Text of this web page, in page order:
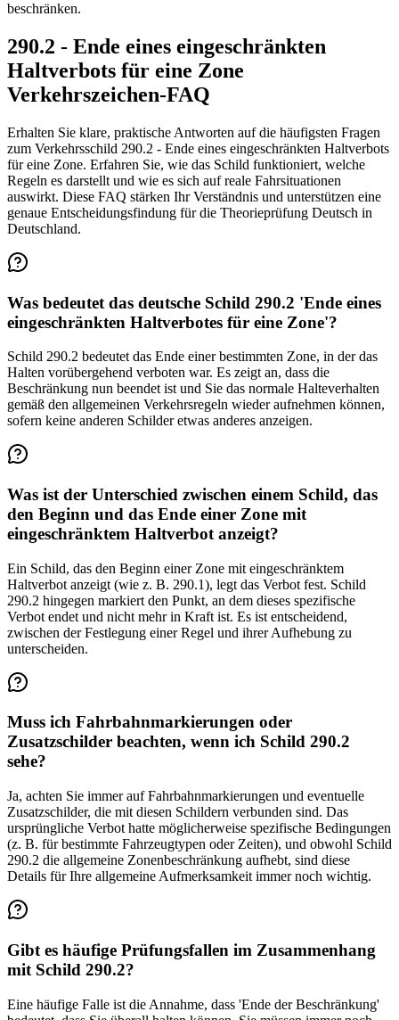
beschränken.
290.2 - Ende eines eingeschränkten
Haltverbots für eine Zone
Verkehrszeichen-FAQ
Erhalten Sie klare, praktische Antworten auf die häufigsten Fragen
zum Verkehrsschild 290.2 - Ende eines eingeschränkten Haltverbots
für eine Zone. Erfahren Sie, wie das Schild funktioniert, welche
Regeln es darstellt und wie es sich auf reale Fahrsituationen
auswirkt. Diese FAQ stärken Ihr Verständnis und unterstützen eine
genaue Entscheidungsfindung für die Theorieprüfung Deutsch in
Deutschland.
Was bedeutet das deutsche Schild 290.2 'Ende eines
eingeschränkten Haltverbotes für eine Zone'?
Schild 290.2 bedeutet das Ende einer bestimmten Zone, in der das
Halten vorübergehend verboten war. Es zeigt an, dass die
Beschränkung nun beendet ist und Sie das normale Halteverhalten
gemäß den allgemeinen Verkehrsregeln wieder aufnehmen können,
sofern keine anderen Schilder etwas anderes anzeigen.
Was ist der Unterschied zwischen einem Schild, das
den Beginn und das Ende einer Zone mit
eingeschränktem Haltverbot anzeigt?
Ein Schild, das den Beginn einer Zone mit eingeschränktem
Haltverbot anzeigt (wie z. B. 290.1), legt das Verbot fest. Schild
290.2 hingegen markiert den Punkt, an dem dieses spezifische
Verbot endet und nicht mehr in Kraft ist. Es ist entscheidend,
zwischen der Festlegung einer Regel und ihrer Aufhebung zu
unterscheiden.
Muss ich Fahrbahnmarkierungen oder
Zusatzschilder beachten, wenn ich Schild 290.2
sehe?
Ja, achten Sie immer auf Fahrbahnmarkierungen und eventuelle
Zusatzschilder, die mit diesen Schildern verbunden sind. Das
ursprüngliche Verbot hatte möglicherweise spezifische Bedingungen
(z. B. für bestimmte Fahrzeugtypen oder Zeiten), und obwohl Schild
290.2 die allgemeine Zonenbeschränkung aufhebt, sind diese
Details für Ihre allgemeine Aufmerksamkeit immer noch wichtig.
Gibt es häufige Prüfungsfallen im Zusammenhang
mit Schild 290.2?
Eine häufige Falle ist die Annahme, dass 'Ende der Beschränkung'